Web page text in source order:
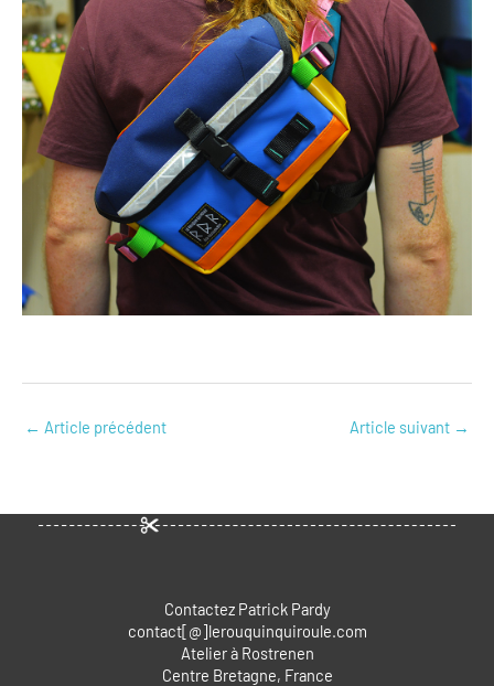
← Article précédent Article suivant →
Contactez Patrick Pardy
contact[@]lerouquinquiroule.com
Atelier à Rostrenen
Centre Bretagne, France